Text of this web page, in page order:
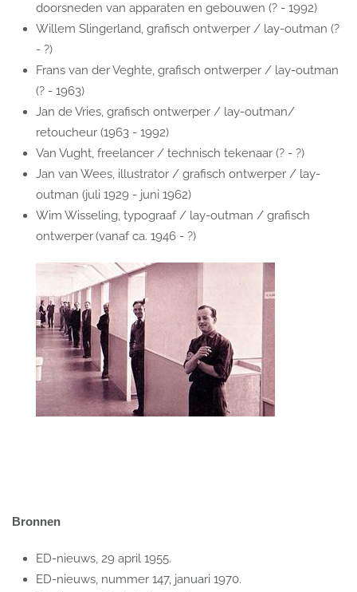
doorsneden van apparaten en gebouwen (? - 1992)
Willem Slingerland, grafisch ontwerper / lay-outman (?
- ?)
Frans van der Veghte, grafisch ontwerper / lay-outman
(? - 1963)
Jan de Vries, grafisch ontwerper / lay-outman/
retoucheur (1963 - 1992)
Van Vught, freelancer / technisch tekenaar (? - ?)
Jan van Wees, illustrator / grafisch ontwerper / lay-
outman (juli 1929 - juni 1962)
Wim Wisseling, typograaf / lay-outman / grafisch
ontwerper(vanaf ca. 1946 - ?)
Bronnen
ED-nieuws, 29 april 1955.
ED-nieuws, nummer 147, januari 1970.